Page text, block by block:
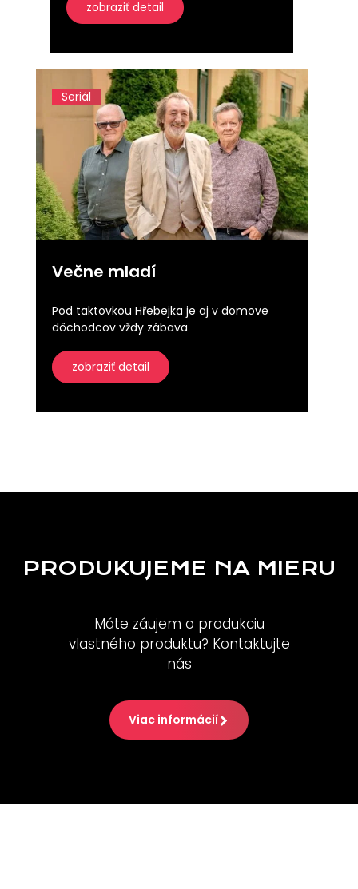
zobraziť detail
Seriál
Večne mladí
Pod taktovkou Hřebejka je aj v domove
dôchodcov vždy zábava
zobraziť detail
PRODUKUJEME NA MIERU
Máte záujem o produkciu
vlastného produktu? Kontaktujte
nás
Viac informácií